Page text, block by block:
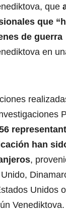
que
que
de guerra
en
han
,
Unidos
Venediktova.